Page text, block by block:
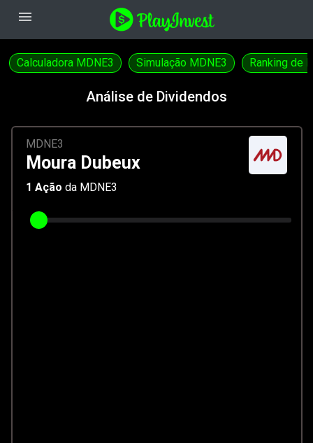
menu
Calculadora MDNE3 Simulação MDNE3 Ranking de
Análise de Dividendos
MDNE3
Moura Dubeux
1 Ação da MDNE3